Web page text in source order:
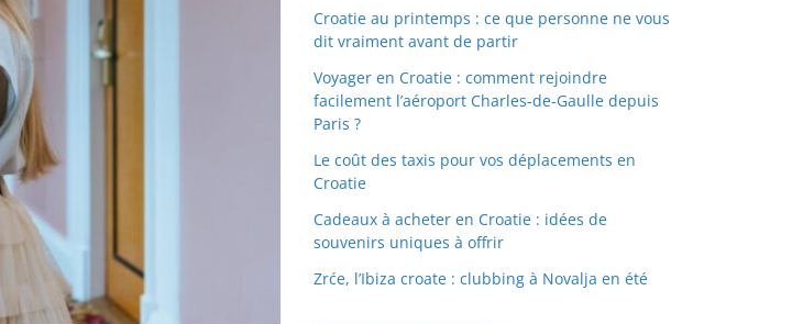
Croatie au printemps : ce que personne ne vous
dit vraiment avant de partir
Voyager en Croatie : comment rejoindre
facilement l’aéroport Charles-de-Gaulle depuis
Paris ?
Le coût des taxis pour vos déplacements en
Croatie
Cadeaux à acheter en Croatie : idées de
souvenirs uniques à offrir
Zrće, l’Ibiza croate : clubbing à Novalja en été